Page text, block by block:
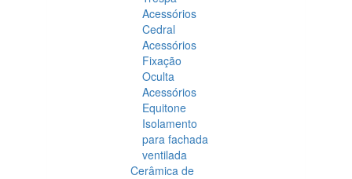
Acessórios
Cedral
Acessórios
Fixação
Oculta
Acessórios
Equitone
Isolamento
para fachada
ventilada
Cerâmica de